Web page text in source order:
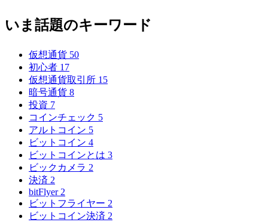
いま話題のキーワード
仮想通貨 50
初心者 17
仮想通貨取引所 15
暗号通貨 8
投資 7
コインチェック 5
アルトコイン 5
ビットコイン 4
ビットコインとは 3
ビックカメラ 2
決済 2
bitFlyer 2
ビットフライヤー 2
ビットコイン決済 2